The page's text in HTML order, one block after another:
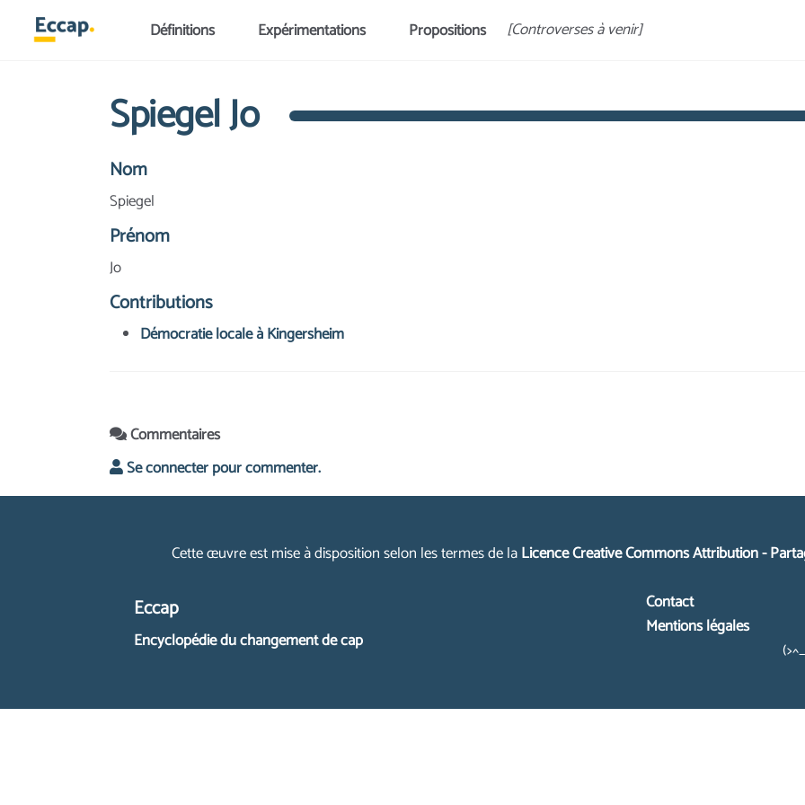
Aller au contenu principalDéfinitions Expérimentations Propositions [Controverses à venir]
Spiegel Jo
Nom
Spiegel
Prénom
Jo
Contributions
Démocratie locale à Kingersheim
Commentaires
Se connecter pour commenter.
Cette œuvre est mise à disposition selon les termes de laLicence Creative Commons Attribution -
Eccap
Encyclopédie du changement de cap
Contact
Mentions légales